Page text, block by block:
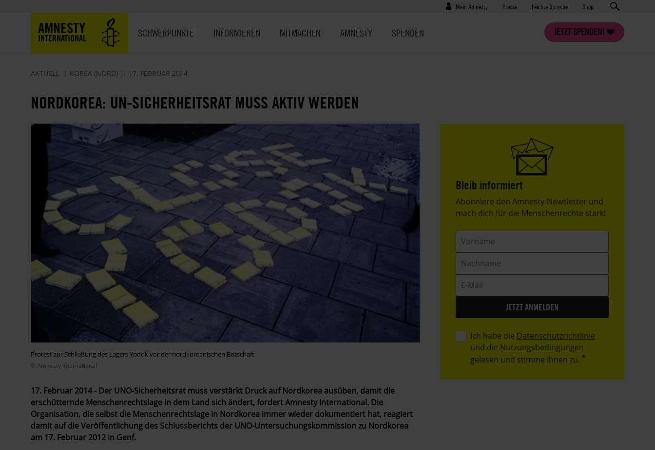
Benutzermenü
Mein Amnesty Presse
Presse Leichte Sprache Shop
AMNESTY
INTERNATIONAL
JETZT SPENDEN!
SCHWERPUNKTE INFORMIEREN MITMACHEN AMNESTY SPENDEN
AKTUELL KOREA (NORD) 17. FEBRUAR 2014
NORDKOREA: UN-SICHERHEITSRAT MUSS AKTIV WERDEN
Protest zur Schließung des Lagers Yodok vor der nordkoreanischen Botschaft
© Amnesty International
17. Februar 2014 - Der UNO-Sicherheitsrat muss verstärkt Druck auf Nordkorea ausüben, damit die
erschütternde Menschenrechtslage in dem Land sich ändert, fordert Amnesty International. Die
Organisation, die selbst die Menschenrechtslage in Nordkorea immer wieder dokumentiert hat, reagiert
damit auf die Veröffentlichung des Schlussberichts der UNO-Untersuchungskommission zu Nordkorea
am 17. Februar 2012 in Genf.
Bleib informiert
Header
Text
Abonniere den Amnesty-Newsletter und
mach dich für die Menschenrechte stark!
Vorname
Nachname
E-
Mail
Ich habe die Datenschutzrichtlinie
und die Nutzungsbedingungen
gelesen und stimme ihnen zu.